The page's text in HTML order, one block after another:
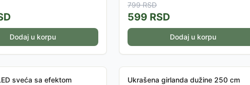
Dodaj u korpu
799RSD
599 RSD
Dodaj u korpu
sveća sa efektom
Ukrašena girlanda dužine 250 cm